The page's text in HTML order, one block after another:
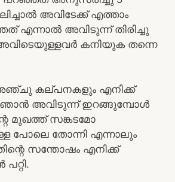
അവിടേക്ക് എത്താം
എന്നാൽ അവിടുന്ന് തിരിച്ചു
കനിയുക തന്നെ
കല്പനകളും എനിക്ക്
അവിടുന്ന് ഇറങ്ങുമ്പോൾ
മുഖത്ത് സങ്കടമോ
പോലെ തോന്നി എന്നാലും
സന്തോഷം എനിക്ക്